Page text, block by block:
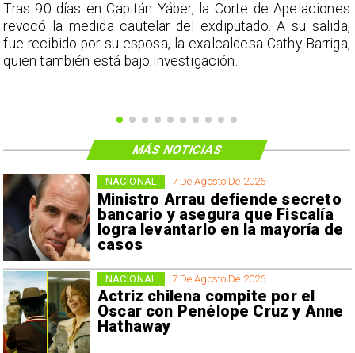
Tras 90 días en Capitán Yáber, la Corte de Apelaciones
revocó la medida cautelar del exdiputado. A su salida,
fue recibido por su esposa, la exalcaldesa Cathy Barriga,
quien también está bajo investigación.
7 De Agosto De 2026
Ministro Arrau defiende secreto
bancario y asegura que Fiscalía
logra levantarlo en la mayoría de
casos
NACIONAL
7 De Agosto De 2026
Actriz chilena compite por el
Oscar con Penélope Cruz y Anne
Hathaway
NACIONAL
MÁS NOTICIAS